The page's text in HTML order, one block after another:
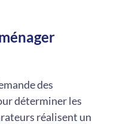
des
déterminer les
réalisent un